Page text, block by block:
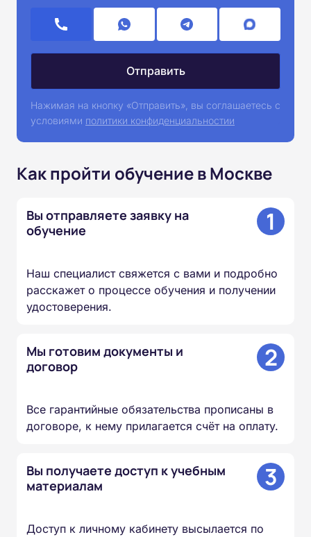
Нажимая на кнопку «Отправить», вы соглашаетесь с
условиями политики конфиденциальностии
Как пройти обучение в Москве
Вы отправляете заявку на
обучение
1
Наш специалист свяжется с вами и подробно
расскажет о процессе обучения и получении
удостоверения.
Мы готовим документы и
договор
2
Все гарантийные обязательства прописаны в
договоре, к нему прилагается счёт на оплату.
Вы получаете доступ к учебным
материалам
3
Доступ к личному кабинету высылается по